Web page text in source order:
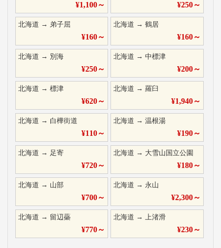
¥1,100～ ¥250～
北海道 → 弟子屈
¥160～
北海道 →鶴居
¥160～
北海道 → 別海
¥250～
北海道 →中標津
¥200～
北海道 → 標津
¥620～
北海道 →羅臼
¥1,940～
北海道 → 白樺街道
¥110～
北海道 →温根湯
¥190～
北海道 → 足寄
¥720～
北海道 → 大雪山国立公園
¥180～
北海道 → 山部
¥700～
北海道 → 永山
¥2,300～
北海道 → 留辺蘂
¥770～
北海道 →上渚滑
¥230～